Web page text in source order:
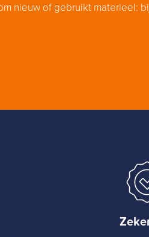
nieuw of gebruikt materieel: